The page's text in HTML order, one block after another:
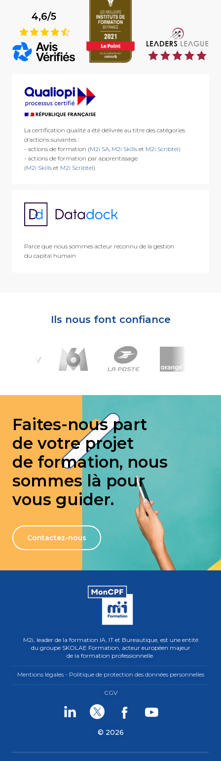
4,6/5
9
La certification qualité a été délivrée au titre des catégories
d'actions suivantes :
- actions de formation (M2i SA, M2i Skillset M2i Scribtel)
- actions de formation par apprentissage
(M2i Skillset M2i Scribtel)
Parce que nous sommes acteur reconnu de la gestion
du capital humain
Ils nous font confiance
Faites-nous part
de votre projet
de formation, nous
sommes là pour
vous guider.
Contactez-nous
M2i, leader de la formation IA, IT et Bureautique, est une entité
du groupe SKOLAE Formation, acteur européen majeur
de la formation professionnelle.
Mentions légales - Politique de protection des données personnelles
CGV
Facebook Youtube
© 2026